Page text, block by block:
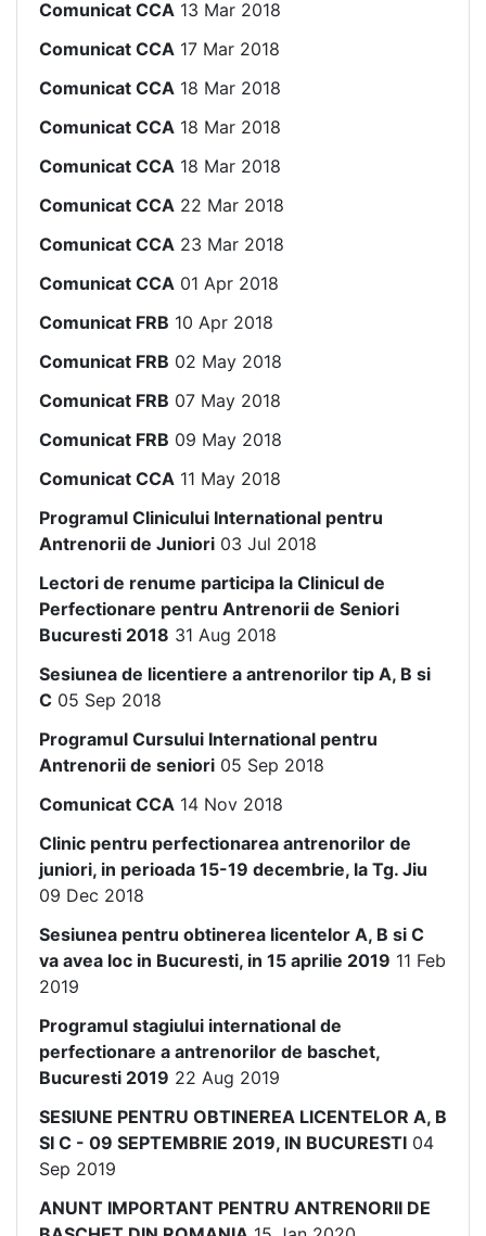
Comunicat CCA 13 Mar 2018
Comunicat CCA 17 Mar 2018
Comunicat CCA 18 Mar 2018
Comunicat CCA 18 Mar 2018
Comunicat CCA 18 Mar 2018
Comunicat CCA 22 Mar 2018
Comunicat CCA 23 Mar 2018
Comunicat CCA 01 Apr 2018
Comunicat FRB 10 Apr 2018
Comunicat FRB 02 May 2018
Comunicat FRB 07 May 2018
Comunicat FRB 09 May 2018
Comunicat CCA 11 May 2018
Programul Clinicului International pentru
Antrenorii de Juniori 03 Jul 2018
Lectori de renume participa la Clinicul de
Perfectionare pentru Antrenorii de Seniori
Bucuresti 2018 31 Aug 2018
Sesiunea de licentiere a antrenorilor tip A, B si
C 05 Sep 2018
Programul Cursului International pentru
Antrenorii de seniori 05 Sep 2018
Comunicat CCA 14 Nov 2018
Clinic pentru perfectionarea antrenorilor de
juniori, in perioada 15-19 decembrie, la Tg. Jiu
09 Dec 2018
Sesiunea pentru obtinerea licentelor A, B si C
va avea loc in Bucuresti, in 15 aprilie 2019 11 Feb
2019
Programul stagiului international de
perfectionare a antrenorilor de baschet,
Bucuresti 2019 22 Aug 2019
SESIUNE PENTRU OBTINEREA LICENTELOR A, B
SI C - 09 SEPTEMBRIE 2019, IN BUCURESTI 04
Sep 2019
ANUNT IMPORTANT PENTRU ANTRENORII DE